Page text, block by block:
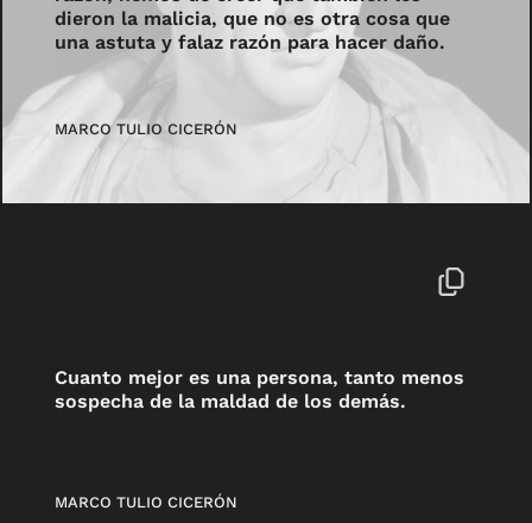
dieron la malicia, que no es otra cosa que
una astuta y falaz razón para hacer daño.
MARCO TULIO CICERÓN
Cuanto mejor es una persona, tanto menos
sospecha de la maldad de los demás.
MARCO TULIO CICERÓN